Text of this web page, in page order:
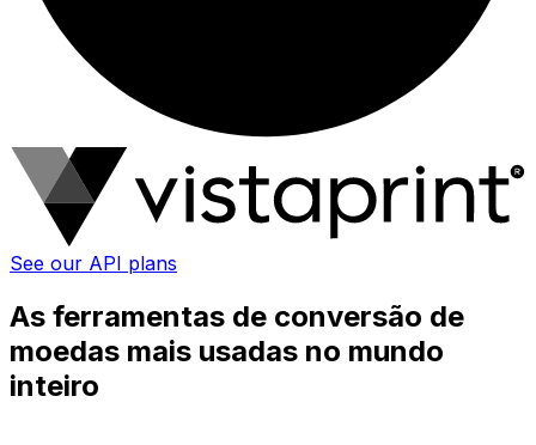
See our API plans
As ferramentas de conversão de
moedas mais usadas no mundo
inteiro